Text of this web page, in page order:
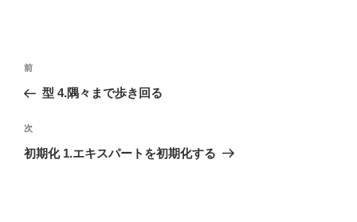
投
ナ
ビ
ゲ
前
の
稿
前
型 4.隅々まで歩き回る
次
の
次
初期化 1.エキスパートを初期化する